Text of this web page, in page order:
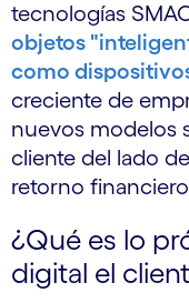
tecnologías
objetos
como
creciente de
nuevos modelos
cliente del lado
retorno
¿Qué es lo
digital el